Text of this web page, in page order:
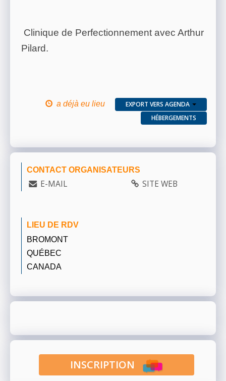
Clinique de Perfectionnement avec Arthur
Pilard.
a déjà eu lieu
EXPORT VERS AGENDA
HÉBERGEMENTS
CONTACT ORGANISATEURS
E-MAIL SITE WEB
LIEU DE RDV
BROMONT
QUÉBEC
CANADA
INSCRIPTION